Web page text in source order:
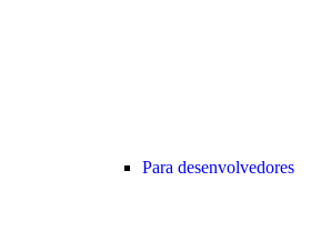
Para desenvolvedores